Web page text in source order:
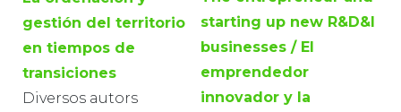
gestión del territorio
en tiempos de
transiciones
Diversos autors
starting up new R&D&I
businesses / El
emprendedor
innovador y la